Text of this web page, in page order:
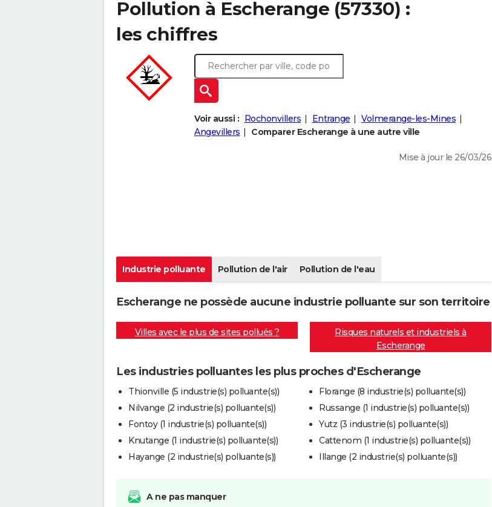
Pollution à Escherange (57330) :
les chiffres
Voir aussi : Rochonvillers Entrange
Volmerange-les-Mines
Angevillers
Comparer Escherange à une autre ville
Mise à jour le 26/03/26
Industrie polluante Pollution de l'air Pollution de l'eau
Escherange ne possède aucune industrie polluante sur son territoire
Villes avec le plus de sites pollués ?
Risques naturels et industriels à
Escherange
Les industries polluantes les plus proches d'Escherange
Thionville (5 industrie(s) polluante(s))
Nilvange (2 industrie(s) polluante(s))
Fontoy (1 industrie(s) polluante(s))
Knutange (1 industrie(s) polluante(s))
Hayange (2 industrie(s) polluante(s))
Florange (8 industrie(s) polluante(s))
Russange (1 industrie(s) polluante(s))
Yutz (3 industrie(s) polluante(s))
Cattenom (1 industrie(s) polluante(s))
Illange (2 industrie(s) polluante(s))
A ne pas manquer